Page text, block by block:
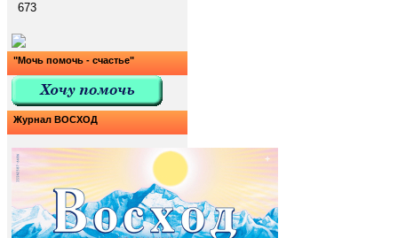
673
"Мочь помочь - счастье"
Журнал ВОСХОД